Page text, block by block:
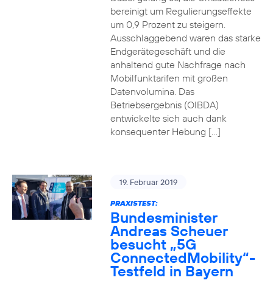
bereinigt um Regulierungseffekte
um 0,9 Prozent zu steigern.
Ausschlaggebend waren das starke
Endgerätegeschäft und die
anhaltend gute Nachfrage nach
Mobilfunktarifen mit großen
Datenvolumina. Das
Betriebsergebnis (OIBDA)
entwickelte sich auch dank
konsequenter Hebung […]
19. Februar 2019
PRAXISTEST:
Bundesminister
Andreas Scheuer
besucht „5G
ConnectedMobility“-
Testfeld in Bayern